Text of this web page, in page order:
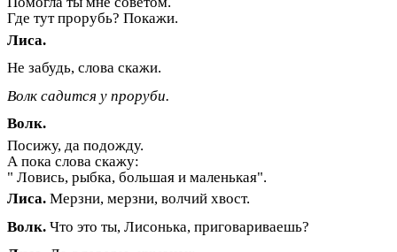
Где тут прорубь? Покажи.
Лиса.
Не забудь, слова скажи.
Волк садится у проруби.
Волк.
Посижу, да подожду.
А пока слова скажу:
" Ловись, рыбка, большая и маленькая".
Лиса. Мерзни, мерзни, волчий хвост.
Волк. Что это ты, Лисонька, приговариваешь?